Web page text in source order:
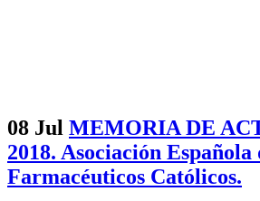
08 Jul MEMORIA DE
2018. Asociación Española
Farmacéuticos Católicos.